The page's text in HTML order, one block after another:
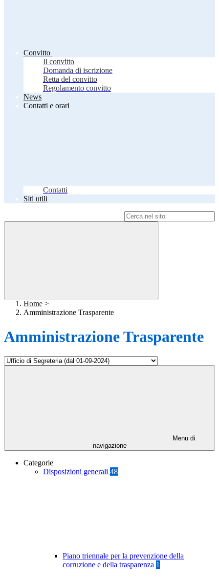
Convitto
Il convitto
Domanda di iscrizione
Retta del convitto
Regolamento convitto
News
Contatti e orari
Contatti
Siti utili
Home >
Amministrazione Trasparente
Amministrazione Trasparente
Menu di
navigazione
Categorie
Disposizioni generali 48
Piano triennale per la prevenzione della
corruzione e della trasparenza 1